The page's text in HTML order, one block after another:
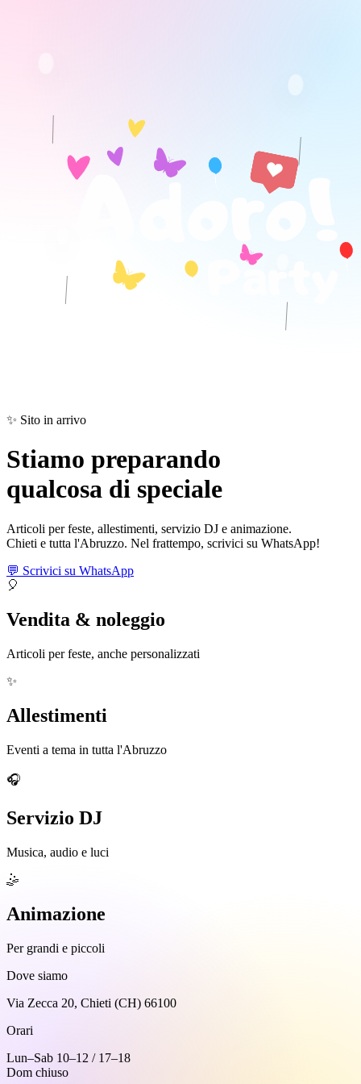
✨ Sito in arrivo
Stiamo preparando
qualcosa di speciale
Articoli per feste, allestimenti, servizio DJ e animazione.
Chieti e tutta l'Abruzzo. Nel frattempo, scrivici su WhatsApp!
💬 Scrivici su WhatsApp
🎈
Vendita & noleggio
Articoli per feste, anche personalizzati
✨
Allestimenti
Eventi a tema in tutta l'Abruzzo
🎧
Servizio DJ
Musica, audio e luci
🤹
Animazione
Per grandi e piccoli
Dove siamo
Via Zecca 20, Chieti (CH) 66100
Orari
Lun–Sab 10–12 / 17–18
Dom chiuso